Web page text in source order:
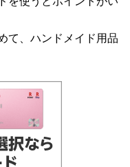
て、ハンドメイド用品